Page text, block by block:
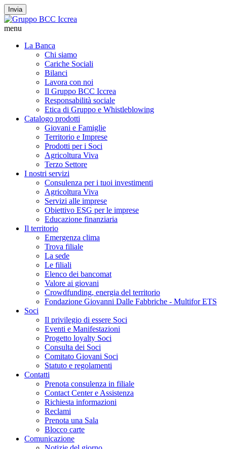
Invia
menu
La Banca
Chi siamo
Cariche Sociali
Bilanci
Lavora con noi
Il Gruppo BCC Iccrea
Responsabilità sociale
Etica di Gruppo e Whistleblowing
Catalogo prodotti
Giovani e Famiglie
Territorio e Imprese
Prodotti per i Soci
Agricoltura Viva
Terzo Settore
I nostri servizi
Consulenza per i tuoi investimenti
Agricoltura Viva
Servizi alle imprese
Obiettivo ESG per le imprese
Educazione finanziaria
Il territorio
Emergenza clima
Trova filiale
La sede
Le filiali
Elenco dei bancomat
Valore ai giovani
Crowdfunding, energia del territorio
Fondazione Giovanni Dalle Fabbriche - Multifor ETS
Soci
Il privilegio di essere Soci
Eventi e Manifestazioni
Progetto loyalty Soci
Consulta dei Soci
Comitato Giovani Soci
Statuto e regolamenti
Contatti
Prenota consulenza in filiale
Contact Center e Assistenza
Richiesta informazioni
Reclami
Prenota una Sala
Blocco carte
Comunicazione